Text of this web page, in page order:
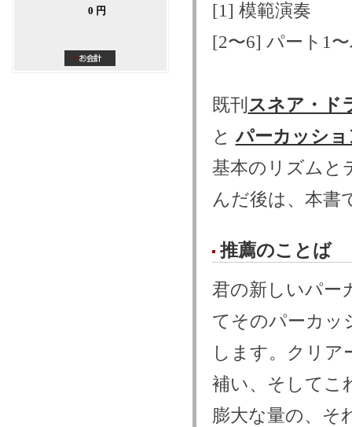
0 円
[1] 模範演奏
[2〜6] パート1
既刊 スネア・ド
とパーカッシ
基本のリズムと
んだ後は、本書
推薦のことば
君の新しいパー
てそのパーカッ
します。クリア
補い、そしてこ
膨大な量の、そ